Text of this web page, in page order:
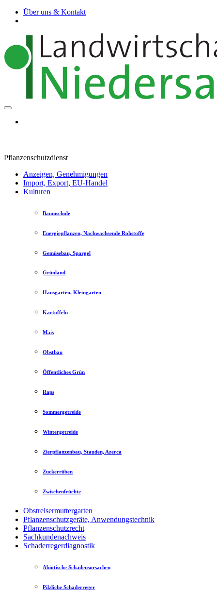
Über uns & Kontakt
Pflanzenschutzdienst
Anzeigen, Genehmigungen
Import, Export, EU-Handel
Kulturen
Baumschule
Energiepflanzen, Nachwachsende Rohstoffe
Gemüsebau, Spargel
Grünland
Hausgarten, Kleingarten
Kartoffeln
Mais
Obstbau
Öffentliches Grün
Raps
Sommergetreide
Wintergetreide
Zierpflanzenbau, Stauden, Azerca
Zuckerrüben
Zwischenfrüchte
Obstreisermuttergarten
Pflanzenschutzgeräte, Anwendungstechnik
Pflanzenschutzrecht
Sachkundenachweis
Schaderregerdiagnostik
Abiotische Schadensursachen
Pilzliche Schaderreger